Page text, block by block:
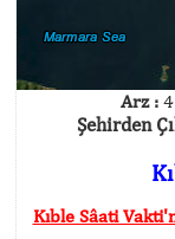
Arz :
Şehirden
Kıble Sâati